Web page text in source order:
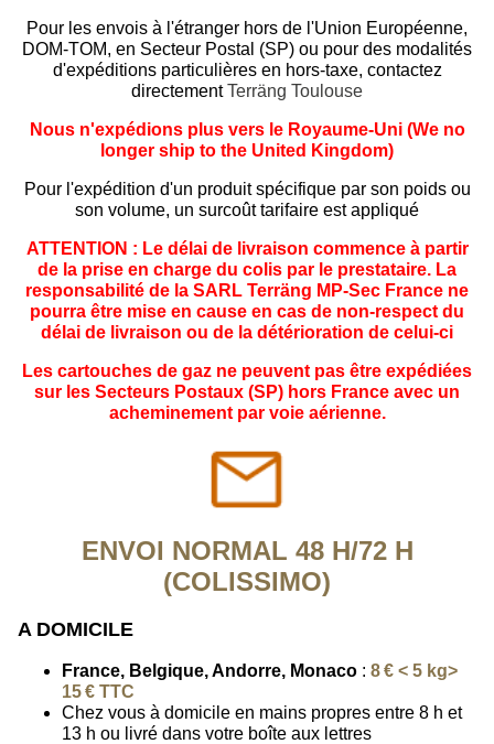
Pour les envois à l'étranger hors de l'Union Européenne,
DOM-TOM, en Secteur Postal (SP) ou pour des modalités
d'expéditions particulières en hors-taxe, contactez
directementTerräng Toulouse
Nous n'expédions plus vers le Royaume-Uni (We no
longer ship to the United Kingdom)
Pour l'expédition d'un produit spécifique par son poids ou
son volume, un surcoût tarifaire est appliqué
ATTENTION : Le délai de livraison commence à partir
de la prise en charge du colis par le prestataire. La
responsabilité de la SARL Terräng MP-Sec France ne
pourra être mise en cause en cas de non-respect du
délai de livraison ou de la détérioration de celui-ci
Les cartouches de gaz ne peuvent pas être expédiées
sur les Secteurs Postaux (SP) hors France avec un
acheminement par voie aérienne.
ENVOI NORMAL 48 H/72 H
(COLISSIMO)
A DOMICILE
France, Belgique, Andorre, Monaco : 8 € < 5 kg>
15 € TTC
Chez vous à domicile en mains propres entre 8 h et
13 h ou livré dans votre boîte aux lettres